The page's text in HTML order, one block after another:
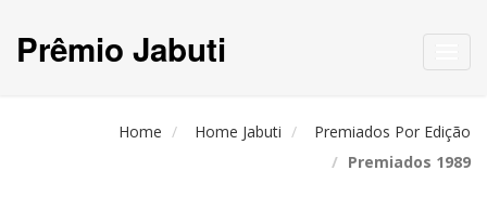
Prêmio Jabuti
Home Home Jabuti
Premiados Por Edição
Premiados 1989